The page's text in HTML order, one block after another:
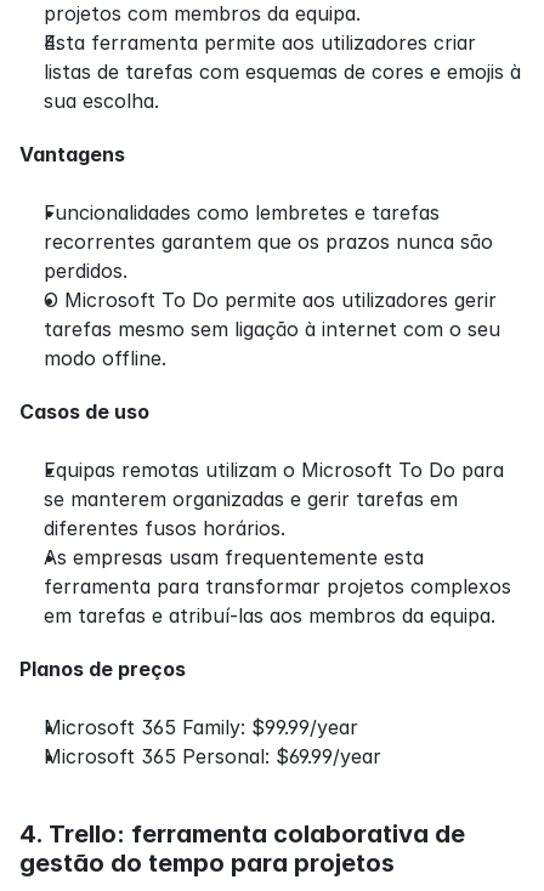
projetos com membros da equipa.
Esta ferramenta permite aos utilizadores criar
listas de tarefas com esquemas de cores e emojis à
sua escolha.
Vantagens
Funcionalidades como lembretes e tarefas
recorrentes garantem que os prazos nunca são
perdidos.
O Microsoft To Do permite aos utilizadores gerir
tarefas mesmo sem ligação à internet com o seu
modo offline.
Casos de uso
Equipas remotas utilizam o Microsoft To Do para
se manterem organizadas e gerir tarefas em
diferentes fusos horários.
As empresas usam frequentemente esta
ferramenta para transformar projetos complexos
em tarefas e atribuí-las aos membros da equipa.
Planos de preços
Microsoft 365 Family: $99.99/year
Microsoft 365 Personal: $69.99/year
4. Trello: ferramenta colaborativa de
gestão do tempo para projetos